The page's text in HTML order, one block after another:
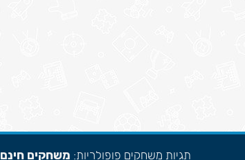
תגיות משחקים פופולריות: משחקים חינם